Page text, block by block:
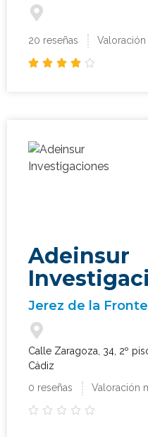
20 reseñas Valoración
    
Adeinsur
Jerez de la
Calle Zaragoza, 34, 2º
Cádiz
0 reseñas
Valoración
    